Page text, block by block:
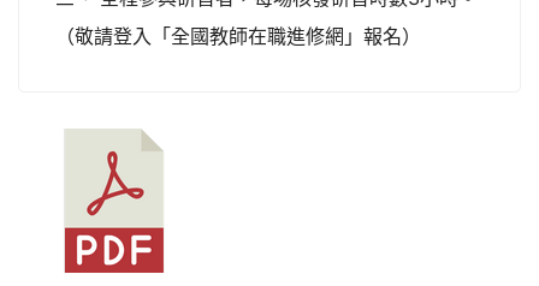
（敬請登入「全國教師在職進修網」報名）